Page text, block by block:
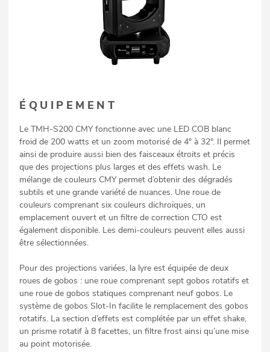
ÉQUIPEMENT
Le TMH-S200 CMY fonctionne avec une LED COB blanc
froid de 200 watts et un zoom motorisé de 4° à 32°. Il permet
ainsi de produire aussi bien des faisceaux étroits et précis
que des projections plus larges et des effets wash. Le
mélange de couleurs CMY permet d’obtenir des dégradés
subtils et une grande variété de nuances. Une roue de
couleurs comprenant six couleurs dichroïques, un
emplacement ouvert et un filtre de correction CTO est
également disponible. Les demi-couleurs peuvent elles aussi
être sélectionnées.
Pour des projections variées, la lyre est équipée de deux
roues de gobos : une roue comprenant sept gobos rotatifs et
une roue de gobos statiques comprenant neuf gobos. Le
système de gobos Slot-In facilite le remplacement des gobos
rotatifs. La section d’effets est complétée par un effet shake,
un prisme rotatif à 8 facettes, un filtre frost ainsi qu’une mise
au point motorisée.